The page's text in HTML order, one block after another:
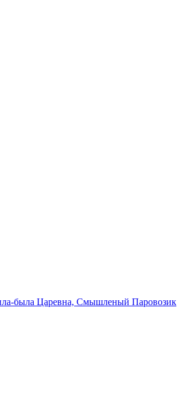
была Царевна, Смышленый Паровозик